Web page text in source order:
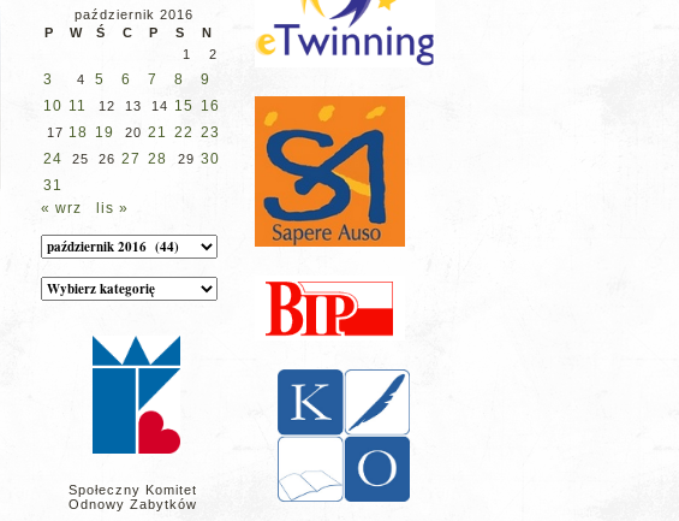
październik 2016
P
W Ś C P S
N
1
2
3 4 5 6 7 8
9
10 11 12 13 14 15 16
17 18 19 20 21 22 23
24
25 26 27 28 29 30
31
« wrz
lis »
Archiwum
Kategorie
wpisów
Społeczny Komitet
Odnowy Zabytków